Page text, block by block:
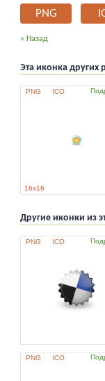
PNG
« Назад
Эта иконка других
PNG ICO
16x16
Другие иконки из
PNG ICO
PNG ICO